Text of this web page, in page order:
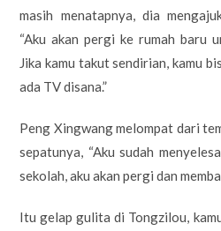
masih menatapnya, dia
“Aku akan pergi ke rumah baru
Jika kamu takut sendirian, kamu
ada TV disana.”
Peng Xingwang melompat dari
sepatunya, “Aku sudah
sekolah, aku akan pergi dan
Itu gelap gulita di Tongzilou,